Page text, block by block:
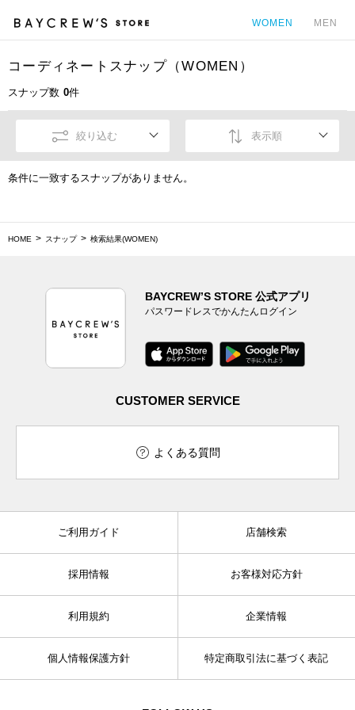
WOMEN MEN
コーディネートスナップ（WOMEN）
スナップ数 0件
絞り込む 表示順
条件に一致するスナップがありません。
HOME スナップ 検索結果(WOMEN)
BAYCREW’S STORE 公式アプリ
パスワードレスでかんたんログイン
CUSTOMER SERVICE
よくある質問
ご利用ガイド 店舗検索
採用情報 お客様対応方針
利用規約 企業情報
個人情報保護方針 特定商取引法に基づく表記